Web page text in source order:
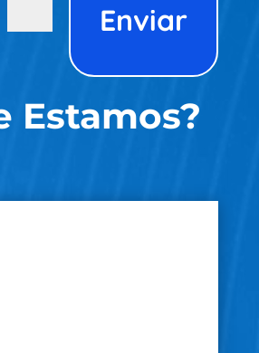
Enviar
Estamos?